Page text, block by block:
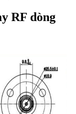
RF dòng